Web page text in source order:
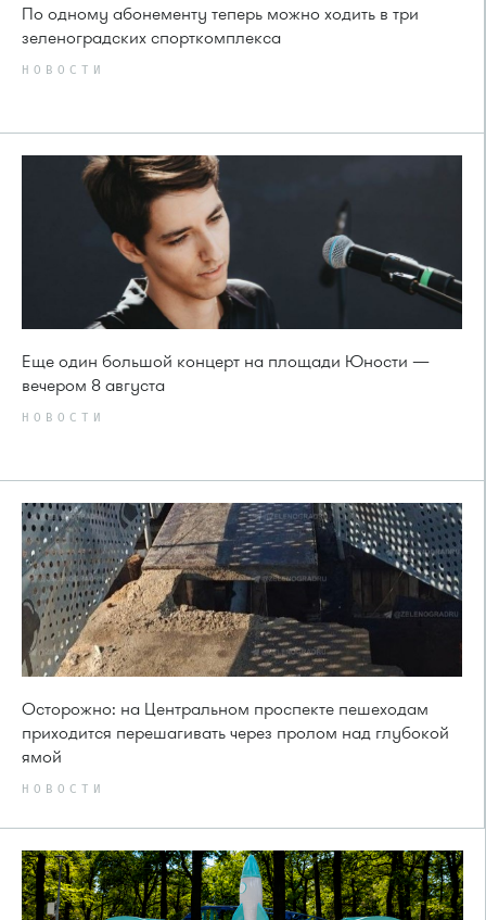
По одному абонементу теперь можно ходить в три
зеленоградских спорткомплекса
НОВОСТИ
Еще один большой концерт на площади Юности —
вечером 8 августа
НОВОСТИ
Осторожно: на Центральном проспекте пешеходам
приходится перешагивать через пролом над глубокой
ямой
НОВОСТИ